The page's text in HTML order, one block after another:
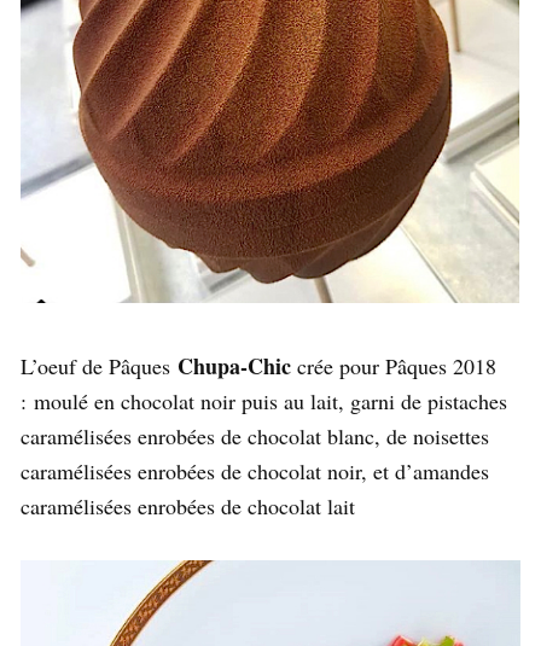
L’oeuf de Pâques Chupa-Chic crée pour Pâques 2018
: moulé en chocolat noir puis au lait, garni de pistaches
caramélisées enrobées de chocolat blanc, de noisettes
caramélisées enrobées de chocolat noir, et d’amandes
caramélisées enrobées de chocolat lait